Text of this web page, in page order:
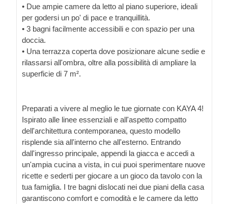
• Due ampie camere da letto al piano superiore, ideali
per godersi un po' di pace e tranquillità.
• 3 bagni facilmente accessibili e con spazio per una
doccia.
• Una terrazza coperta dove posizionare alcune sedie e
rilassarsi all'ombra, oltre alla possibilità di ampliare la
superficie di 7 m².
Preparati a vivere al meglio le tue giornate con KAYA 4!
Ispirato alle linee essenziali e all'aspetto compatto
dell'architettura contemporanea, questo modello
risplende sia all'interno che all'esterno. Entrando
dall'ingresso principale, appendi la giacca e accedi a
un'ampia cucina a vista, in cui puoi sperimentare nuove
ricette e sederti per giocare a un gioco da tavolo con la
tua famiglia. I tre bagni dislocati nei due piani della casa
garantiscono comfort e comodità e le camere da letto